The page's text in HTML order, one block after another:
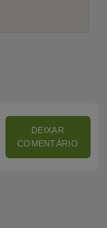
DEIXAR
COMENTÁRIO